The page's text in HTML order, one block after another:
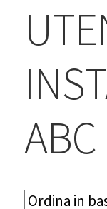
Contatti &
Accedi/Registrati
ABC